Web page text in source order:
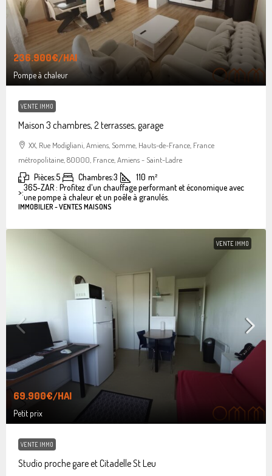
236.900€/HAI
Pompe à chaleur
VENTE IMMO
Maison 3 chambres, 2 terrasses, garage
XX, Rue Modigliani, Amiens, Somme, Hauts-de-France, France
métropolitaine, 80000, France, Amiens - Saint-Ladre
Pièces:5 Chambres:3 110 m²
>:365-ZAR : Profitez d'un chauffage performant et économique avec
une pompe à chaleur et un poêle à granulés.
IMMOBILIER - VENTES MAISONS
VENTE IMMO
69.900€/HAI
Petit prix
VENTE IMMO
Studio proche gare et Citadelle St Leu